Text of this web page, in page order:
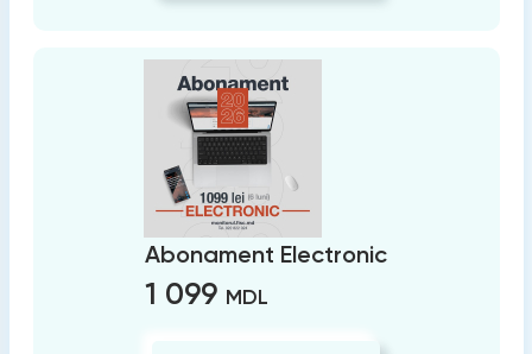
Abonament Electronic
1 099 MDL